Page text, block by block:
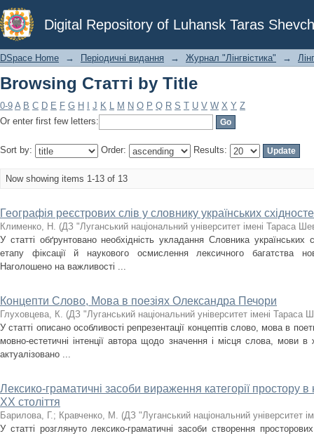
Digital Repository of Luhansk Taras
Browsing Статті by Title
DSpace Home → Періодичні видання → Журнал "Лінгвістика" →
Browsing Статті by Title
0-9 A B C D E F G H J K L M N O P Q R S T U V W X Y Z
Or enter first few letters:
Sort by: Order: Results:
Now showing items 1-13 of 13
Географія реєстрових слів у словнику українських
Клименко, Н. (ДЗ "Луганський національний університет імені Тараса
У статті обґрунтовано необхідність укладання Словника українських
етапу фіксації й наукового осмислення лексичного багатства
Наголошено на важливості ...
Концепти Слово, Мова в поезіях Олександра Печори
Глуховцева, К. (ДЗ "Луганський національний університет імені Тараса
У статті описано особливості репрезентації концептів слово, мова в
мовно-естетичні інтенції автора щодо значення і місця слова, мови в
актуалізовано ...
Лексико-граматичні засоби вираження категорії простору
XX століття
Барилова, Г.; Кравченко, М. (ДЗ "Луганський національний університет
У статті розглянуто лексико-граматичні засоби створення